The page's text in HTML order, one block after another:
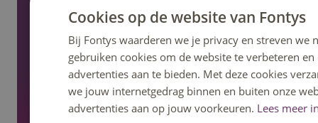
Kennisevents
Onderzoek en lectoraat
Cookies op de website van Fontys
Bij Fontys waarderen we je privacy en streven we
gebruiken cookies om de website te verbeteren
advertenties aan te bieden. Met deze cookies
we jouw internetgedrag binnen en buiten onze
advertenties aan op jouw voorkeuren. Lees meer